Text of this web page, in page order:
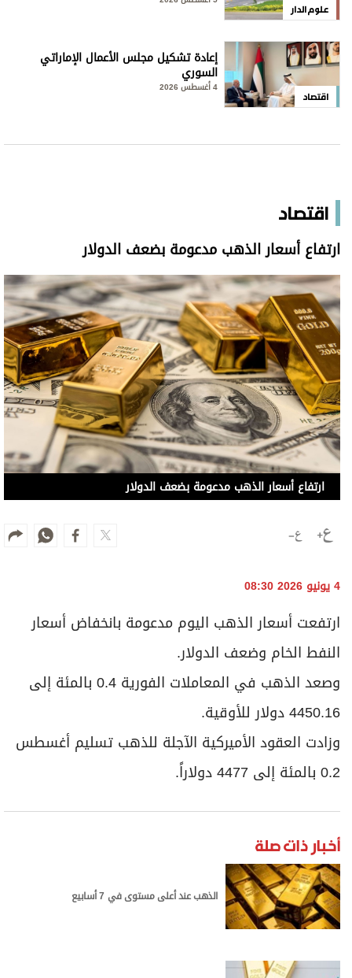
علوم الدار
اقتصاد
إعادة تشكيل مجلس الأعمال الإماراتي
السوري
4 أغسطس 2026
اقتصاد
ارتفاع أسعار الذهب مدعومة بضعف الدولار
ارتفاع أسعار الذهب مدعومة بضعف الدولار
4 يونيو 2026 08:30
ارتفعت ⁠أسعار الذهب اليوم مدعومة بانخفاض أسعار
النفط الخام وضعف الدولار.
وصعد الذهب في المعاملات ​الفورية 0.4 بالمئة إلى
4450.16 دولار للأوقية.
وزادت العقود الأميركية الآجلة للذهب تسليم أغسطس
0.2 بالمئة إلى 4477 دولاراً.
أخبار ذات صلة
الذهب عند أعلى مستوى في 7 أسابيع